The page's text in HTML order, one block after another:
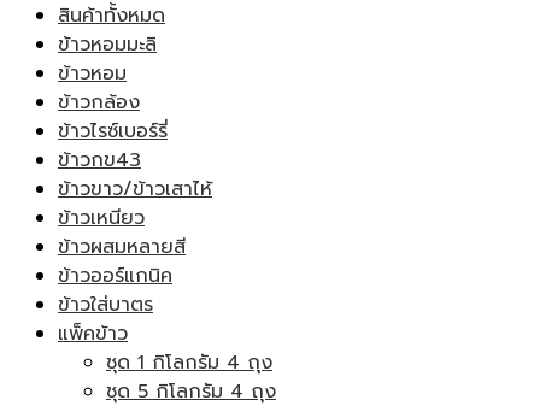
สินค้าทั้งหมด
ข้าวหอมมะลิ
ข้าวหอม
ข้าวกล้อง
ข้าวไรซ์เบอร์รี่
ข้าวกข43
ข้าวขาว/ข้าวเสาไห้
ข้าวเหนียว
ข้าวผสมหลายสี
ข้าวออร์แกนิค
ข้าวใส่บาตร
แพ็คข้าว
ชุด 1 กิโลกรัม 4 ถุง
ชุด 5 กิโลกรัม 4 ถุง